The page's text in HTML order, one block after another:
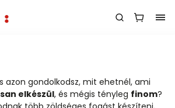
azon gondolkodsz, mit ehetnél, ami
elkészül, és mégis tényleg finom?